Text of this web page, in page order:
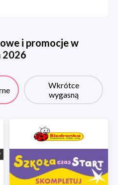
i promocje w
2026
Wkrótce
wygasną